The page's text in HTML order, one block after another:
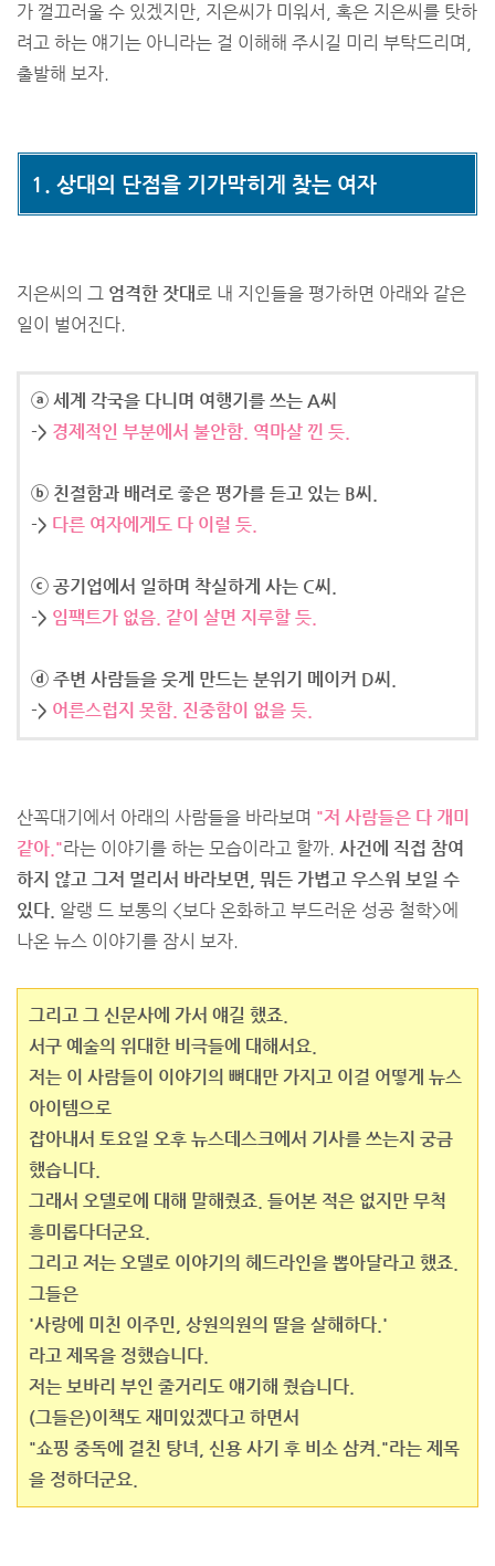
가 껄끄러울 수 있겠지만, 지은씨가 미워서, 혹은 지은씨를 탓하
려고 하는 얘기는 아니라는 걸 이해해 주시길 미리 부탁드리며,
출발해 보자.
1. 상대의 단점을 기가막히게 찾는 여자
지은씨의 그 엄격한 잣대로 내 지인들을 평가하면 아래와 같은
일이 벌어진다.
ⓐ 세계 각국을 다니며 여행기를 쓰는 A씨
-> 경제적인 부분에서 불안함. 역마살 낀 듯.
ⓑ 친절함과 배려로 좋은 평가를 듣고 있는 B씨.
-> 다른 여자에게도 다 이럴 듯.
ⓒ 공기업에서 일하며 착실하게 사는 C씨.
-> 임팩트가 없음. 같이 살면 지루할 듯.
ⓓ 주변 사람들을 웃게 만드는 분위기 메이커 D씨.
-> 어른스럽지 못함. 진중함이 없을 듯.
산꼭대기에서 아래의 사람들을 바라보며 "저 사람들은 다 개미
같아."라는 이야기를 하는 모습이라고 할까. 사건에 직접 참여
하지 않고 그저 멀리서 바라보면, 뭐든 가볍고 우스워 보일 수
있다. 알랭 드 보통의 <보다 온화하고 부드러운 성공 철학>에
나온 뉴스 이야기를 잠시 보자.
그리고 그 신문사에 가서 얘길 했죠.
서구 예술의 위대한 비극들에 대해서요.
저는 이 사람들이 이야기의 뼈대만 가지고 이걸 어떻게 뉴스
아이템으로
잡아내서 토요일 오후 뉴스데스크에서 기사를 쓰는지 궁금
했습니다.
그래서 오델로에 대해 말해줬죠. 들어본 적은 없지만 무척
흥미롭다더군요.
그리고 저는 오델로 이야기의 헤드라인을 뽑아달라고 했죠.
그들은
'사랑에 미친 이주민, 상원의원의 딸을 살해하다.'
라고 제목을 정했습니다.
저는 보바리 부인 줄거리도 얘기해 줬습니다.
(그들은)이책도 재미있겠다고 하면서
"쇼핑 중독에 걸친 탕녀, 신용 사기 후 비소 삼켜."라는 제목
을 정하더군요.